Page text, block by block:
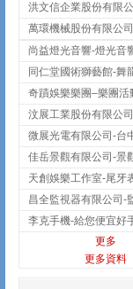
汶展工業股份有限公司
更多
更多資料